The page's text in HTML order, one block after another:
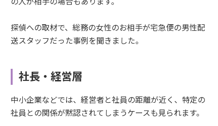
探偵への取材で、総務の女性のお相手が宅急便の男性配
送スタッフだった事例を聞きました。
社長・経営層
中小企業などでは、経営者と社員の距離が近く、特定の
社員との関係が黙認されてしまうケースも見られます。